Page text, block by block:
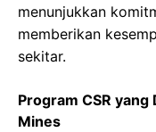
menunjukkan
memberikan
sekitar.
Program CSR yang
Mines